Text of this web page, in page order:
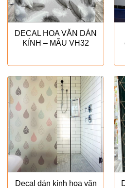
DECAL HOA VĂN DÁN
KÍNH – MẪU VH32
Decal dán kính hoa văn